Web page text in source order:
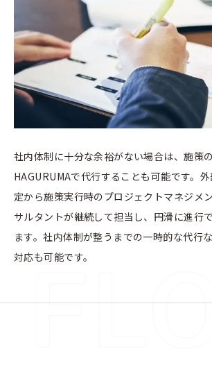
社内体制に十分な余裕がない場合は、施策
HAGURUMAで代行することも可能です。
定から施策実行時のプロジェクトマネジメ
サルタントが継続して担当し、円滑に進行
ます。社内体制が整うまでの一時的な代行
対応も可能です。